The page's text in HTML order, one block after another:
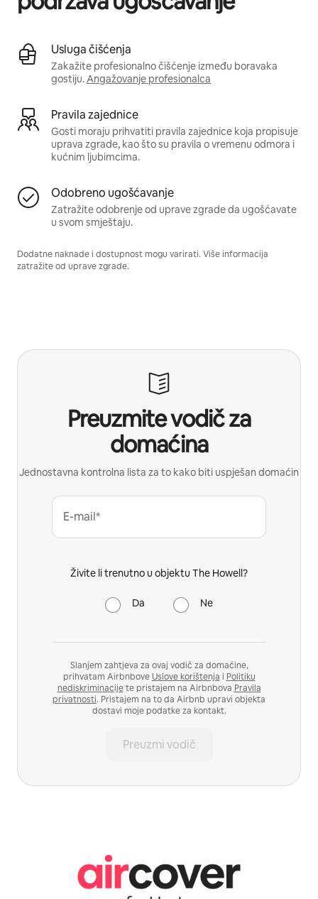
Usluga čišćenja
Zakažite profesionalno čišćenje između boravaka
gostiju.Angažovanje profesionalca
Pravila zajednice
Gosti moraju prihvatiti pravila zajednice koja propisuje
uprava zgrade, kao što su pravila o vremenu odmora i
kućnim ljubimcima.
Odobreno ugošćavanje
Zatražite odobrenje od uprave zgrade da ugošćavate
u svom smještaju.
Dodatne naknade i dostupnost mogu varirati. Više informacija
zatražite od uprave zgrade.
Preuzmite vodič za
domaćina
Jednostavna kontrolna lista za to kako biti uspješan domaćin
E-mail*
Živite li trenutno u objektu The Howell?
Da Ne
Slanjem zahtjeva za ovaj vodič za domaćine,
prihvatam AirbnboveUslove korištenja i Politiku
nediskriminacijete pristajem na Airbnbova Pravila
privatnosti. Pristajem na to da Airbnb upravi objekta
dostavi moje podatke za kontakt.
Preuzmi vodič